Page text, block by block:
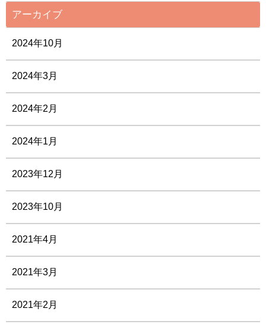
アーカイブ
2024年10月
2024年3月
2024年2月
2024年1月
2023年12月
2023年10月
2021年4月
2021年3月
2021年2月